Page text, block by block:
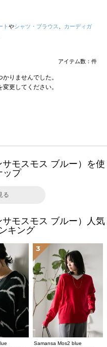
ト やシャツ・ブラウス
カーディガ
アイテム数： 件
りませんでした。
更してください。
モスモス ブルー）を使
ップ
る
モスモス ブルー）人気
キング
3
Samansa Mos2 blue